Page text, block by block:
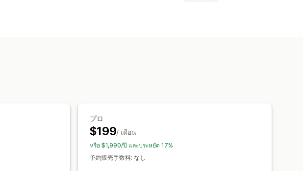
プロ
$199/ เดือน
หรือ $1,990/ปี และประหยัด 17%
予約販売手数料: なし